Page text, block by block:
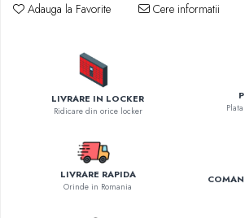
Invertoare Auto
Aparate de spalat cu presiune
Adauga la Favorite Cere informatii
LIVRARE IN LOCKER
Ridicare din orice locker
LIVRARE RAPIDA
Orinde in Romania